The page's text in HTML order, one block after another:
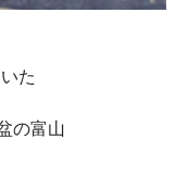
た
の富山